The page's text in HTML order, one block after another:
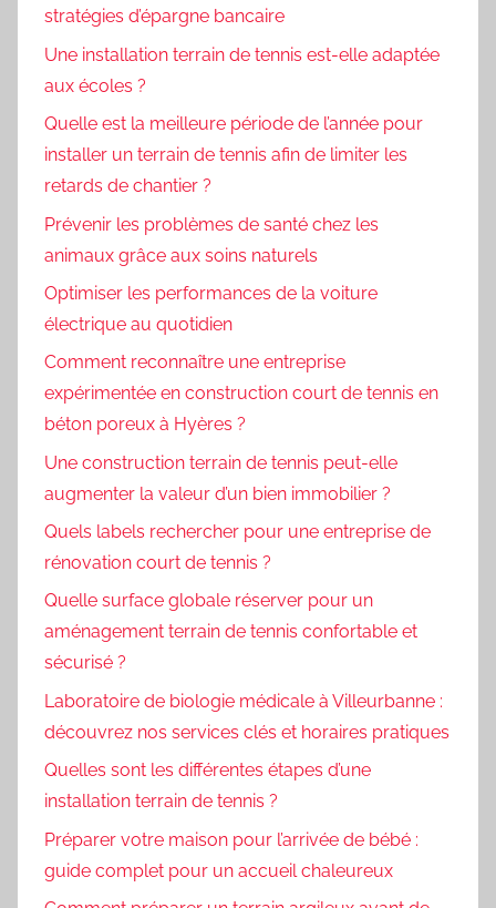
stratégies d’épargne bancaire
Une installation terrain de tennis est-elle adaptée
aux écoles ?
Quelle est la meilleure période de l’année pour
installer un terrain de tennis afin de limiter les
retards de chantier ?
Prévenir les problèmes de santé chez les
animaux grâce aux soins naturels
Optimiser les performances de la voiture
électrique au quotidien
Comment reconnaître une entreprise
expérimentée en construction court de tennis en
béton poreux à Hyères ?
Une construction terrain de tennis peut-elle
augmenter la valeur d’un bien immobilier ?
Quels labels rechercher pour une entreprise de
rénovation court de tennis ?
Quelle surface globale réserver pour un
aménagement terrain de tennis confortable et
sécurisé ?
Laboratoire de biologie médicale à Villeurbanne :
découvrez nos services clés et horaires pratiques
Quelles sont les différentes étapes d’une
installation terrain de tennis ?
Préparer votre maison pour l’arrivée de bébé :
guide complet pour un accueil chaleureux